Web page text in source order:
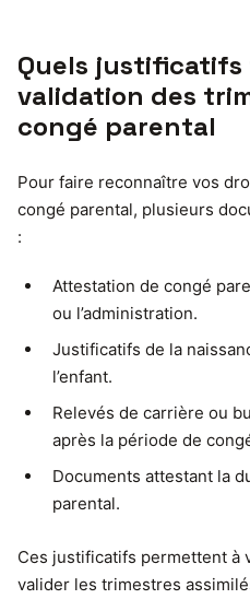
Quels
validation des
congé parental
Pour faire reconnaître vos
congé parental, plusieurs
:
Attestation de congé
ou l’administration.
Justificatifs de la
l’enfant.
Relevés de carrière ou
après la période de
Documents attestant la
parental.
Ces justificatifs permettent à
valider les trimestres